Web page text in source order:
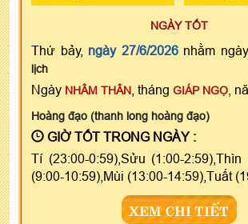
NGÀY TỐT
Thứ bảy, ngày 27/6/2026nhằm ngày
lịch
Ngày NHÂM THÂN , tháng GIÁP NGỌ ,
Hoàng đạo (thanh long hoàng đạo)
GIỜ TỐT TRONG NGÀY :
Tí (23:00-0:59),Sửu (1:00-2:59),Thìn
(9:00-10:59),Mùi (13:00-14:59),Tuất
XEM CHI TIẾT